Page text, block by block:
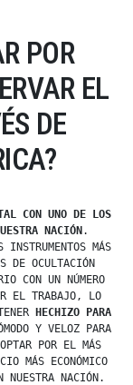
POR
EL
DE
CON UNO DE LOS
NACIÓN.
INSTRUMENTOS MÁS
DE OCULTACIÓN
CON UN NÚMERO
EL TRABAJO, LO
HECHIZO PARA
Y VELOZ PARA
POR EL MÁS
MÁS ECONÓMICO
NUESTRA NACIÓN.